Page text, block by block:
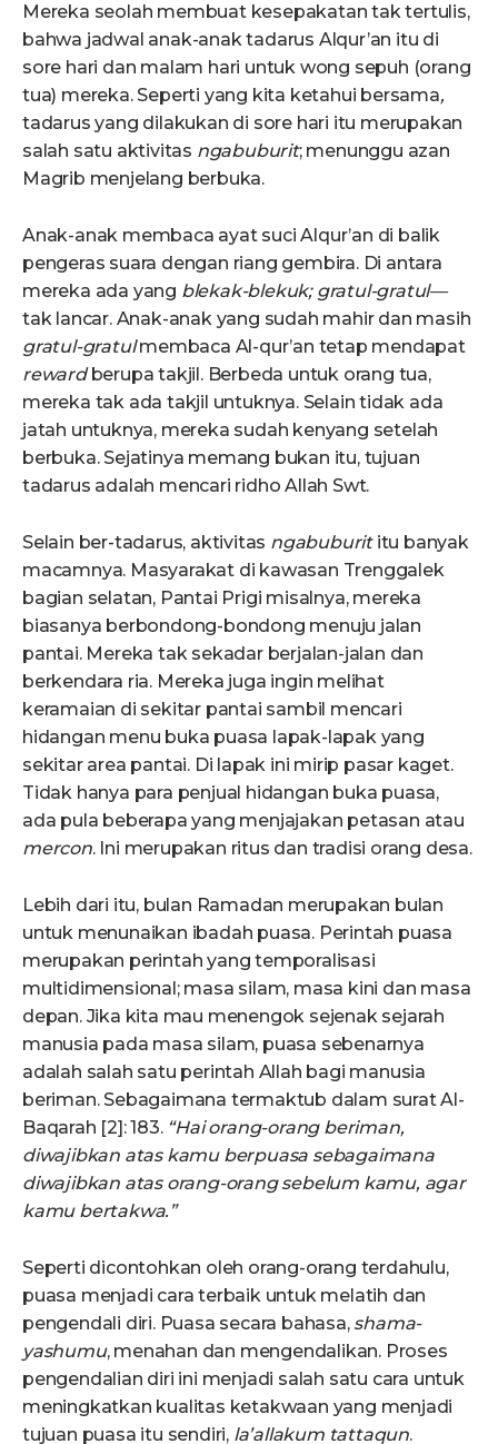
Mereka seolah membuat kesepakatan tak tertulis,
bahwa jadwal anak-anak tadarus Alqur’an itu di
sore hari dan malam hari untuk wong sepuh (orang
tua) mereka. Seperti yang kita ketahui bersama,
tadarus yang dilakukan di sore hari itu merupakan
salah satu aktivitas ngabuburit; menunggu azan
Magrib menjelang berbuka.
Anak-anak membaca ayat suci Alqur’an di balik
pengeras suara dengan riang gembira. Di antara
mereka ada yang blekak-blekuk; gratul-gratul—
tak lancar. Anak-anak yang sudah mahir dan masih
gratul-gratulmembaca Al-qur’an tetap mendapat
rewardberupa takjil. Berbeda untuk orang tua,
mereka tak ada takjil untuknya. Selain tidak ada
jatah untuknya, mereka sudah kenyang setelah
berbuka. Sejatinya memang bukan itu, tujuan
tadarus adalah mencari ridho Allah Swt.
Selain ber-tadarus, aktivitas ngabuburit itu banyak
macamnya. Masyarakat di kawasan Trenggalek
bagian selatan, Pantai Prigi misalnya, mereka
biasanya berbondong-bondong menuju jalan
pantai. Mereka tak sekadar berjalan-jalan dan
berkendara ria. Mereka juga ingin melihat
keramaian di sekitar pantai sambil mencari
hidangan menu buka puasa lapak-lapak yang
sekitar area pantai. Di lapak ini mirip pasar kaget.
Tidak hanya para penjual hidangan buka puasa,
ada pula beberapa yang menjajakan petasan atau
mercon. Ini merupakan ritus dan tradisi orang desa.
Lebih dari itu, bulan Ramadan merupakan bulan
untuk menunaikan ibadah puasa. Perintah puasa
merupakan perintah yang temporalisasi
multidimensional; masa silam, masa kini dan masa
depan. Jika kita mau menengok sejenak sejarah
manusia pada masa silam, puasa sebenarnya
adalah salah satu perintah Allah bagi manusia
beriman. Sebagaimana termaktub dalam surat Al-
Baqarah [2]: 183. “Hai orang-orang beriman,
diwajibkan atas kamu berpuasa sebagaimana
diwajibkan atas orang-orang sebelum kamu, agar
kamu bertakwa.”
Seperti dicontohkan oleh orang-orang terdahulu,
puasa menjadi cara terbaik untuk melatih dan
pengendali diri. Puasa secara bahasa, shama-
yashumu, menahan dan mengendalikan. Proses
pengendalian diri ini menjadi salah satu cara untuk
meningkatkan kualitas ketakwaan yang menjadi
tujuan puasa itu sendiri, la’allakum tattaqun.